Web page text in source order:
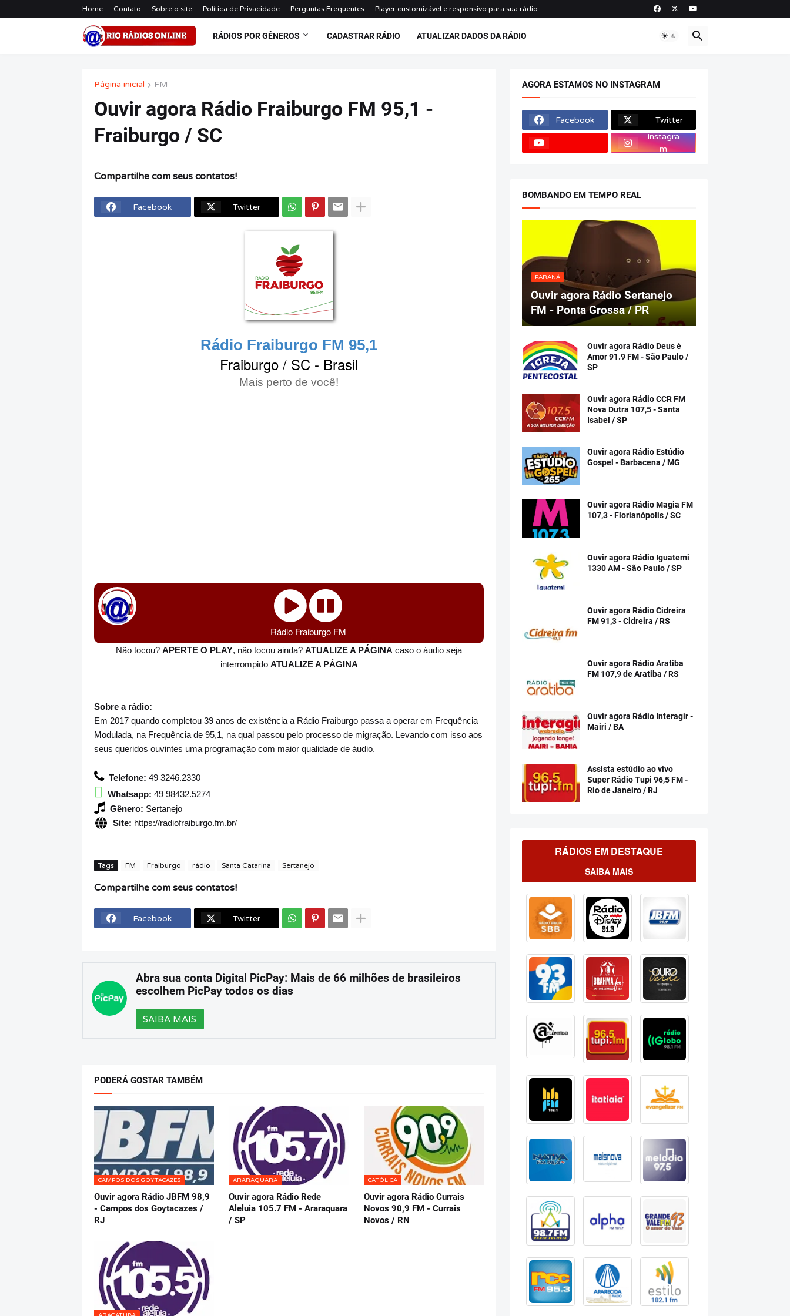
Home Contato Sobre o site Política de Privacidade Perguntas Frequentes Player customizável e responsivo para sua rádio
RÁDIOS POR GÊNEROS CADASTRAR RÁDIO ATUALIZAR DADOS DA RÁDIO
Página inicial FM
Ouvir agora Rádio Fraiburgo FM 95,1 -
Fraiburgo / SC
Compartilhe com seus contatos!
Facebook Twitter
Rádio Fraiburgo FM 95,1
Fraiburgo / SC - Brasil
Mais perto de você!
Rádio Fraiburgo FM
Não tocou? APERTE O PLAY, não tocou ainda? ATUALIZE A PÁGINA caso o áudio seja
interrompido ATUALIZE A PÁGINA
Sobre a rádio:
Em 2017 quando completou 39 anos de existência a Rádio Fraiburgo passa a operar em Frequência
Modulada, na Frequência de 95,1, na qual passou pelo processo de migração. Levando com isso aos
seus queridos ouvintes uma programação com maior qualidade de áudio.
Telefone: 49 3246.2330
Whatsapp: 49 98432.5274
Gênero: Sertanejo
Site: https://radiofraiburgo.fm.br/
Tags FM Fraiburgo rádio Santa Catarina Sertanejo
Compartilhe com seus contatos!
Facebook Twitter
Abra sua conta Digital PicPay: Mais de 66 milhões de brasileiros
escolhem PicPay todos os dias
SAIBA MAIS
PODERÁ GOSTAR TAMBÉM
CAMPOS DOS GOYTACAZES
Ouvir agora Rádio JBFM 98,9
- Campos dos Goytacazes /
RJ
ARARAQUARA
Ouvir agora Rádio Rede
Aleluia 105.7 FM - Araraquara
/ SP
CATÓLICA
Ouvir agora Rádio Currais
Novos 90,9 FM - Currais
Novos / RN
AGORA ESTAMOS NO INSTAGRAM
Facebook
Twitter
Instagra
m
BOMBANDO EM TEMPO REAL
PARANÁ
Ouvir agora Rádio Sertanejo
FM - Ponta Grossa / PR
Ouvir agora Rádio Deus é
Amor 91.9 FM - São Paulo /
SP
Ouvir agora Rádio CCR FM
Nova Dutra 107,5 - Santa
Isabel / SP
Ouvir agora Rádio Estúdio
Gospel - Barbacena / MG
Ouvir agora Rádio Magia FM
107,3 - Florianópolis / SC
Ouvir agora Rádio Iguatemi
1330 AM - São Paulo / SP
Ouvir agora Rádio Cidreira
FM 91,3 - Cidreira / RS
Ouvir agora Rádio Aratiba
FM 107,9 de Aratiba / RS
Ouvir agora Rádio Interagir -
Mairi / BA
Assista estúdio ao vivo
Super Rádio Tupi 96,5 FM -
Rio de Janeiro / RJ
RÁDIOS EM DESTAQUE
SAIBA MAIS